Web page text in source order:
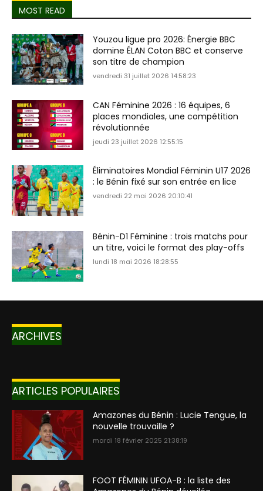
MOST READ
Youzou ligue pro 2026: Énergie BBC
domine ÉLAN Coton BBC et conserve
son titre de champion
vendredi 31 juillet 2026 14:58:23
CAN Féminine 2026 : 16 équipes, 6
places mondiales, une compétition
révolutionnée
jeudi 23 juillet 2026 12:55:15
Éliminatoires Mondial Féminin U17 2026
: le Bénin fixé sur son entrée en lice
vendredi 22 mai 2026 20:10:41
Bénin-D1 Féminine : trois matchs pour
un titre, voici le format des play-offs
lundi 18 mai 2026 18:28:55
ARCHIVES
ARTICLES POPULAIRES
Amazones du Bénin : Lucie Tengue, la
nouvelle trouvaille ?
mardi 18 février 2025 21:38:19
FOOT FÉMININ UFOA-B : la liste des